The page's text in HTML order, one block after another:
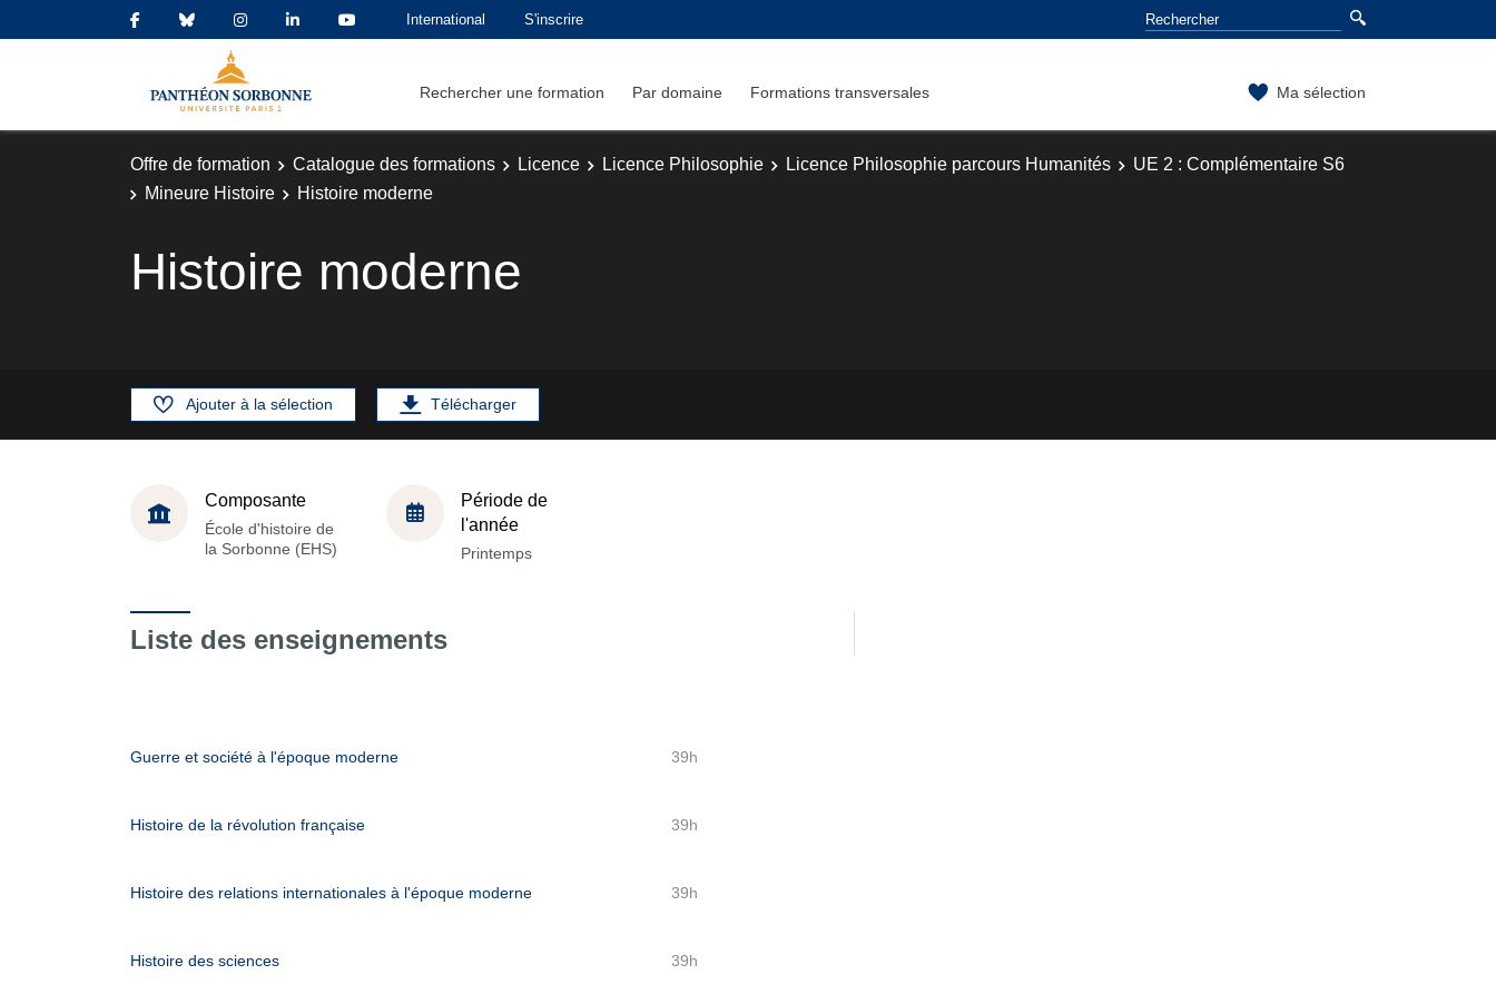
International S'inscrire
Rechercher une formation Par domaine Formations transversales Ma sélection
Offre de formation Catalogue des formations Licence Licence Philosophie Licence Philosophie parcours Humanités
UE 2 : Complémentaire S6
Mineure Histoire
Histoire moderne
Histoire moderne
Ajouter à la sélection Télécharger
Composante
École d'histoire de
la Sorbonne (EHS)
Période de
l'année
Printemps
Liste des enseignements
Guerre et société à l'époque moderne 39h
Histoire de la révolution française 39h
Histoire des relations internationales à l'époque moderne 39h
Histoire des sciences 39h